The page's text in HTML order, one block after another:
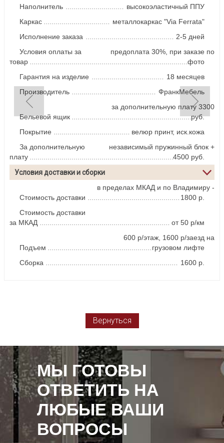
Наполнитель
высокоэластичный ППУ
Каркас
металлокаркас "Via Ferrata"
Исполнение заказа
2-5 дней
Условия оплаты за
товар
предоплата 30%, при заказе по
фото
Гарантия на изделие
18 месяцев
Производитель
ФранкМебель
Бельевой ящик
за дополнительную плату 3300
руб.
Покрытие
велюр принт, иск.кожа
За дополнительную
плату
независимый пружинный блок +
4500 руб.
Условия доставки и сборки
Стоимость доставки
в пределах МКАД и по Владимиру -
1800 р.
Стоимость доставки
за МКАД
от 50 р/км
Подъем
600 р/этаж, 1600 р/заезд на
грузовом лифте
Сборка
1600 р.
Вернуться
МЫ ГОТОВЫ
ОТВЕТИТЬ НА
ЛЮБЫЕ ВАШИ
ВОПРОСЫ